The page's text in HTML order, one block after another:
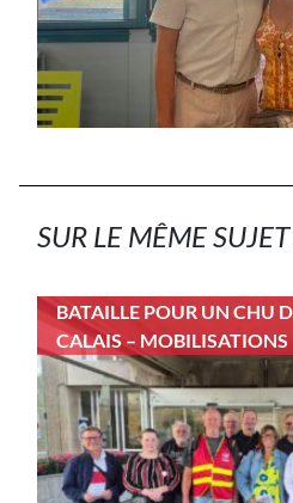
SUR LE MÊME
BATAILLE POUR UN CHU
CALAIS – MOBILISATIONS